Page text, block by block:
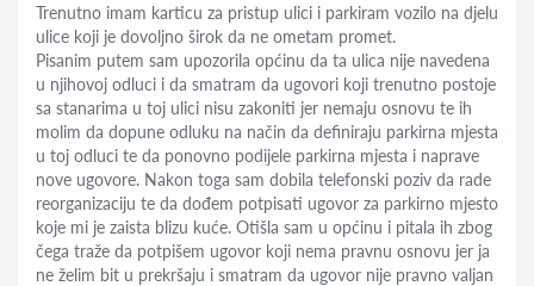
Trenutno imam karticu za pristup ulici i parkiram vozilo na djelu
ulice koji je dovoljno širok da ne ometam promet.
Pisanim putem sam upozorila općinu da ta ulica nije navedena
u njihovoj odluci i da smatram da ugovori koji trenutno postoje
sa stanarima u toj ulici nisu zakoniti jer nemaju osnovu te ih
molim da dopune odluku na način da definiraju parkirna mjesta
u toj odluci te da ponovno podijele parkirna mjesta i naprave
nove ugovore. Nakon toga sam dobila telefonski poziv da rade
reorganizaciju te da dođem potpisati ugovor za parkirno mjesto
koje mi je zaista blizu kuće. Otišla sam u općinu i pitala ih zbog
čega traže da potpišem ugovor koji nema pravnu osnovu jer ja
ne želim bit u prekršaju i smatram da ugovor nije pravno valjan